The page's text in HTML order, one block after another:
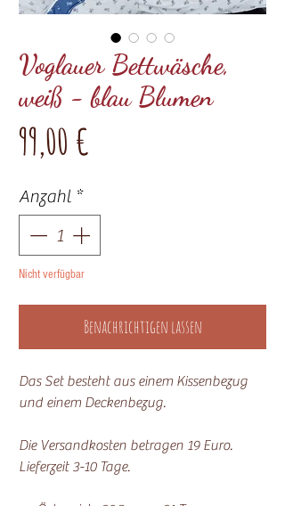
Voglauer Bettwäsche,
weiß - blau Blumen
99,00 €
Anzahl *
Nicht verfügbar
Benachrichtigen lassen
Das Set besteht aus einem Kissenbezug
und einem Deckenbezug.
Die Versandkosten betragen 19 Euro.
Lieferzeit 3-10 Tage.